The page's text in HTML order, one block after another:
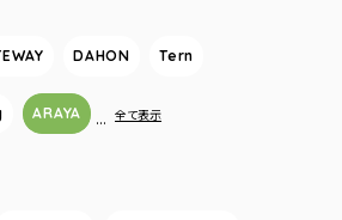
DAHON Tern
ARAYA … 全て表示